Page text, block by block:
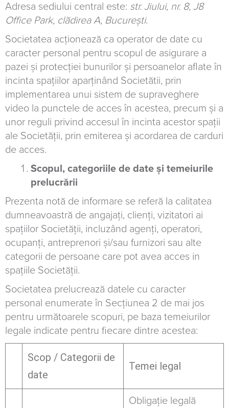
Adresa sediului central este: str. Jiului, nr. 8, J8
Office Park, clădirea A, București.
Societatea acționează ca operator de date cu
caracter personal pentru scopul de asigurare a
pazei și protecției bunurilor și persoanelor aflate în
incinta spațiilor aparținând Societătii, prin
implementarea unui sistem de supraveghere
video la punctele de acces în acestea, precum și a
unor reguli privind accesul în incinta acestor spații
ale Societății, prin emiterea și acordarea de carduri
de acces.
Scopul, categoriile de date și temeiurile
prelucrării
Prezenta notă de informare se referă la calitatea
dumneavoastră de angajați, clienți, vizitatori ai
spațiilor Societății, incluzând agenți, operatori,
ocupanți, antreprenori şi/sau furnizori sau alte
categorii de persoane care pot avea acces in
spațiile Societății.
Societatea prelucrează datele cu caracter
personal enumerate în Secțiunea 2 de mai jos
pentru următoarele scopuri, pe baza temeiurilor
legale indicate pentru fiecare dintre acestea:
Scop / Categorii de
date
Temei legal
Obligație legală